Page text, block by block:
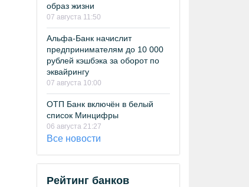
образ жизни
07 августа 11:50
Альфа-Банк начислит
предпринимателям до 10 000
рублей кэшбэка за оборот по
эквайрингу
07 августа 10:00
ОТП Банк включён в белый
список Минцифры
06 августа 21:27
Все новости
Рейтинг банков